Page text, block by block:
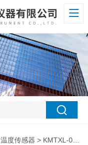
温度传感器 > KMTXL-040G-6美国 OMEGA K型热电偶 温度传感器